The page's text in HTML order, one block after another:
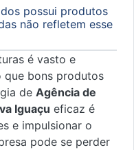
possui produtos
não refletem esse
é vasto e
bons produtos
de Agência de
Iguaçu eficaz é
e impulsionar o
pode se perder